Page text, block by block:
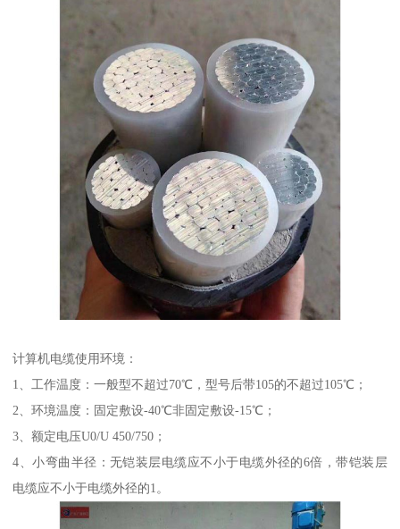
计算机电缆使用环境：
1、工作温度：一般型不超过70℃，型号后带105的不超过105℃；
2、环境温度：固定敷设-40℃非固定敷设-15℃；
3、额定电压U0/U 450/750；
4、小弯曲半径：无铠装层电缆应不小于电缆外径的6倍，带铠装层
电缆应不小于电缆外径的1。